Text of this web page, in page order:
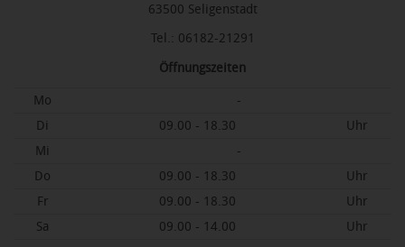
63500 Seligenstadt
Tel.: 06182-21291
Öffnungszeiten
Mo
-
Di
09.00 - 18.30
Uhr
Mi
-
Do
09.00 - 18.30
Uhr
Fr
09.00 - 18.30
Uhr
Sa
09.00 - 14.00 Uhr